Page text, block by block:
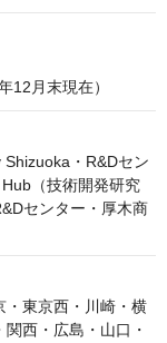
12月末現在）
・R&Dセン
（技術開発研究
センター・厚木商
・東京西・川崎・横
西・広島・山口・